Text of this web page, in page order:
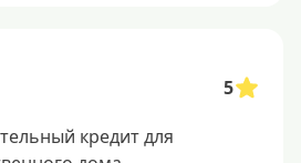
5
кредит для